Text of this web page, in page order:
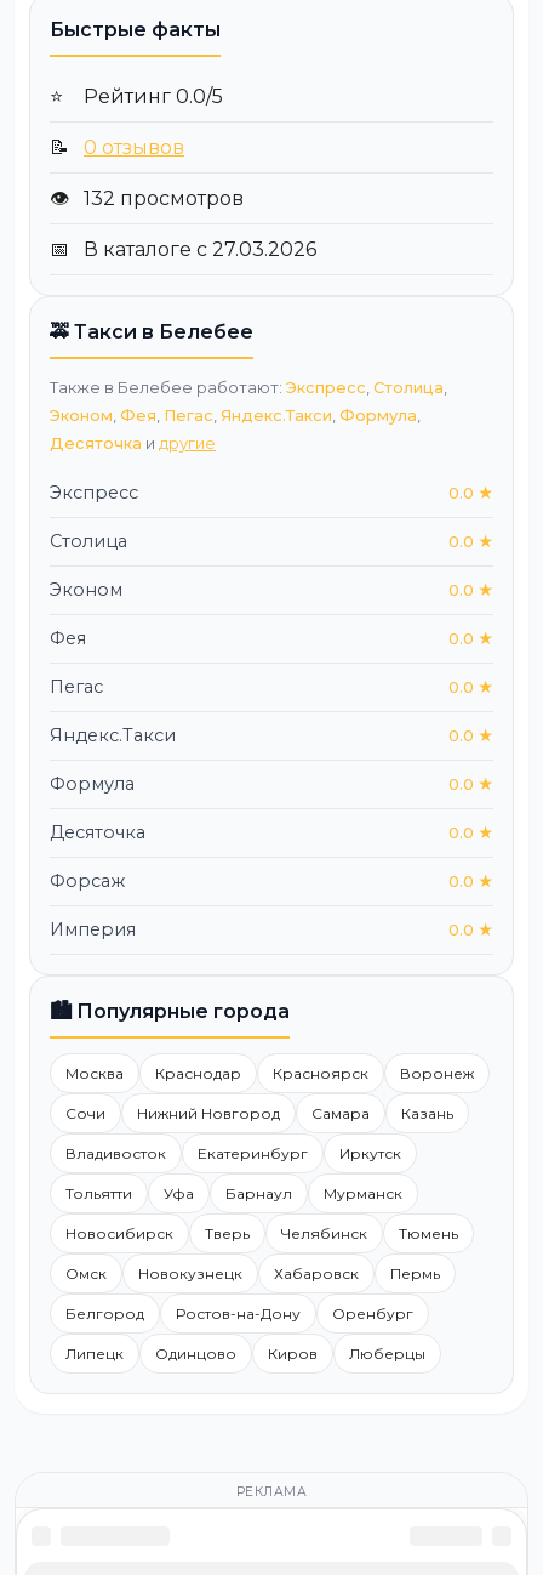
Быстрые факты
⭐ Рейтинг 0.0/5
📝 0 отзывов
👁️ 132 просмотров
📅 В каталоге с 27.03.2026
🚕 Такси в Белебее
Также в Белебее работают: Экспресс, Столица,
Эконом, Фея, Пегас, Яндекс.Такси, Формула,
Десяточка и другие
Экспресс 0.0 ★
Столица 0.0 ★
Эконом 0.0 ★
Фея 0.0 ★
Пегас 0.0 ★
Яндекс.Такси 0.0 ★
Формула 0.0 ★
Десяточка 0.0 ★
Форсаж 0.0 ★
Империя 0.0 ★
🏙️ Популярные города
Москва Краснодар Красноярск Воронеж
Сочи Нижний Новгород Самара Казань
Владивосток Екатеринбург Иркутск
Тольятти Уфа Барнаул Мурманск
Новосибирск Тверь Челябинск Тюмень
Омск Новокузнецк Хабаровск Пермь
Белгород Ростов-на-Дону Оренбург
Липецк Одинцово Киров Люберцы
РЕКЛАМА